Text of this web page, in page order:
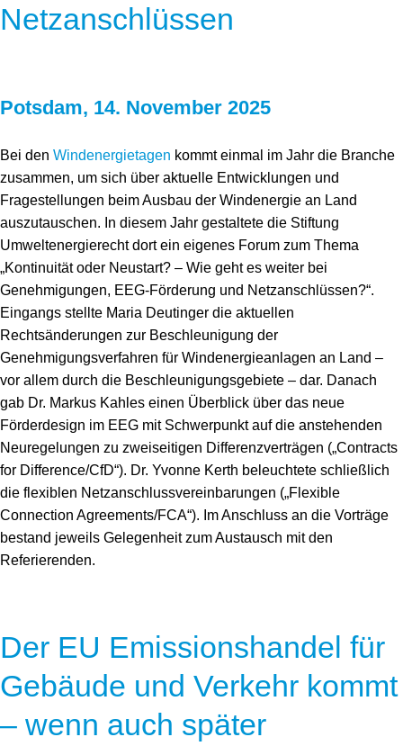
Netzanschlüssen
Potsdam, 14. November 2025
Bei den Windenergietagen kommt einmal im Jahr die Branche
zusammen, um sich über aktuelle Entwicklungen und
Fragestellungen beim Ausbau der Windenergie an Land
auszutauschen. In diesem Jahr gestaltete die Stiftung
Umweltenergierecht dort ein eigenes Forum zum Thema
„Kontinuität oder Neustart? – Wie geht es weiter bei
Genehmigungen, EEG-Förderung und Netzanschlüssen?“.
Eingangs stellte Maria Deutinger die aktuellen
Rechtsänderungen zur Beschleunigung der
Genehmigungsverfahren für Windenergieanlagen an Land –
vor allem durch die Beschleunigungsgebiete – dar. Danach
gab Dr. Markus Kahles einen Überblick über das neue
Förderdesign im EEG mit Schwerpunkt auf die anstehenden
Neuregelungen zu zweiseitigen Differenzverträgen („Contracts
for Difference/CfD“). Dr. Yvonne Kerth beleuchtete schließlich
die flexiblen Netzanschlussvereinbarungen („Flexible
Connection Agreements/FCA“). Im Anschluss an die Vorträge
bestand jeweils Gelegenheit zum Austausch mit den
Referierenden.
Der EU Emissionshandel für
Gebäude und Verkehr kommt
– wenn auch später